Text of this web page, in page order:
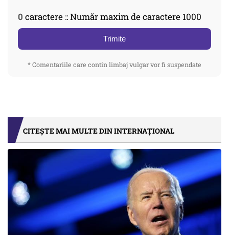
0 caractere :: Număr maxim de caractere 1000
Trimite
* Comentariile care contin limbaj vulgar vor fi suspendate
CITEȘTE MAI MULTE DIN INTERNAȚIONAL